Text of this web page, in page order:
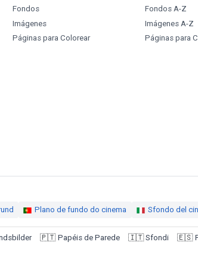
Fondos
Imágenes
Páginas para Colorear
Fondos A-Z
Imágenes A-Z
Páginas para
Plano de fundo do cinema Sfondo del
🇵🇹 Papéis de Parede 🇮🇹 Sfondi 🇪🇸